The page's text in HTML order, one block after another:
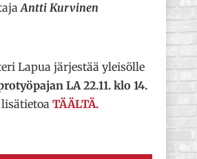
Antti Kurvinen
Lapua järjestää yleisölle
LA 22.11. klo 14.
TÄÄLTÄ.